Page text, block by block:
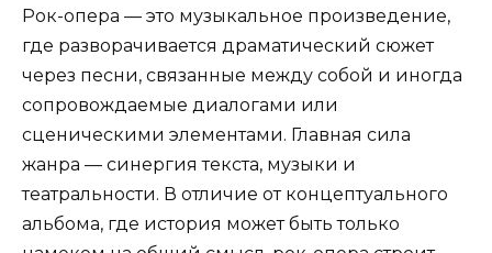
Рок-опера — это музыкальное произведение,
где разворачивается драматический сюжет
через песни, связанные между собой и иногда
сопровождаемые диалогами или
сценическими элементами. Главная сила
жанра — синергия текста, музыки и
театральности. В отличие от концептуального
альбома, где история может быть только